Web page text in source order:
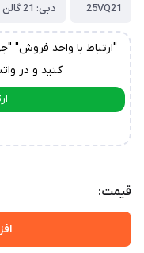
25VQ21
دبی: 21 گالن
"ارتباط با واحد فروش"
کنید و در
قیمت: